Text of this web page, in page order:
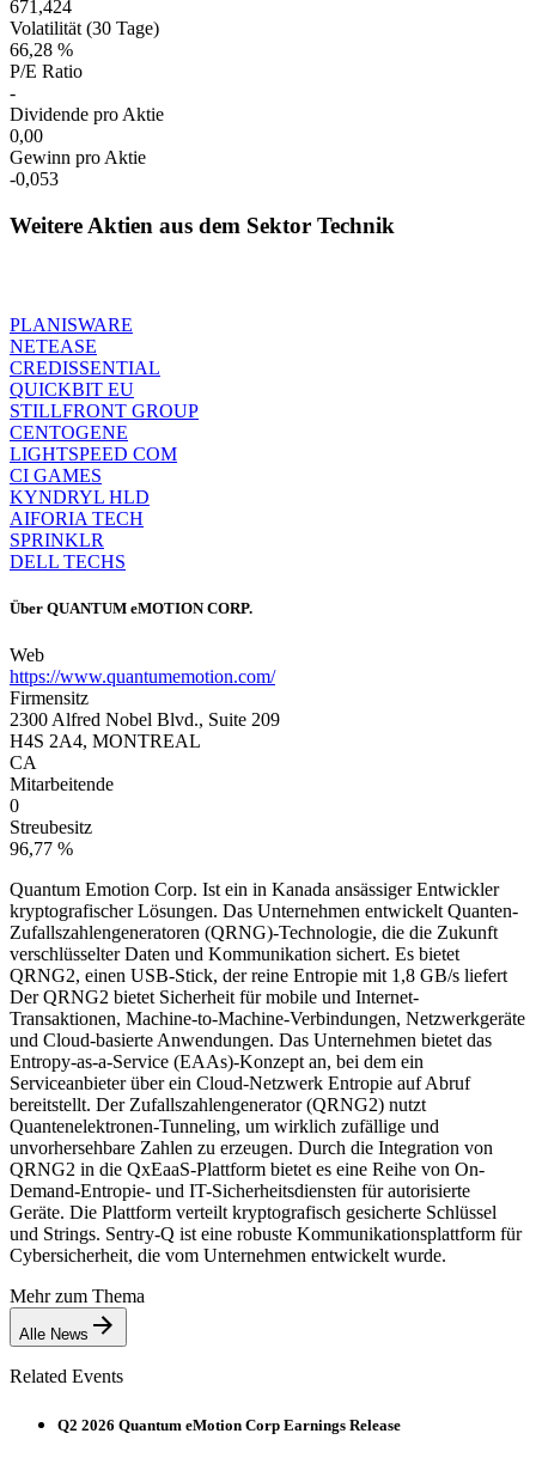
671,424
Volatilität (30 Tage)
66,28 %
P/E Ratio
-
Dividende pro Aktie
0,00
Gewinn pro Aktie
-0,053
Weitere Aktien aus dem Sektor Technik
PLANISWARE
NETEASE
CREDISSENTIAL
QUICKBIT EU
STILLFRONT GROUP
CENTOGENE
LIGHTSPEED COM
CI GAMES
KYNDRYL HLD
AIFORIA TECH
SPRINKLR
DELL TECHS
Über QUANTUM eMOTION CORP.
Web
https://www.quantumemotion.com/
Firmensitz
2300 Alfred Nobel Blvd., Suite 209
H4S 2A4, MONTREAL
CA
Mitarbeitende
0
Streubesitz
96,77 %
Quantum Emotion Corp. Ist ein in Kanada ansässiger Entwickler
kryptografischer Lösungen. Das Unternehmen entwickelt Quanten-
Zufallszahlengeneratoren (QRNG)-Technologie, die die Zukunft
verschlüsselter Daten und Kommunikation sichert. Es bietet
QRNG2, einen USB-Stick, der reine Entropie mit 1,8 GB/s liefert
Der QRNG2 bietet Sicherheit für mobile und Internet-
Transaktionen, Machine-to-Machine-Verbindungen, Netzwerkgeräte
und Cloud-basierte Anwendungen. Das Unternehmen bietet das
Entropy-as-a-Service (EAAs)-Konzept an, bei dem ein
Serviceanbieter über ein Cloud-Netzwerk Entropie auf Abruf
bereitstellt. Der Zufallszahlengenerator (QRNG2) nutzt
Quantenelektronen-Tunneling, um wirklich zufällige und
unvorhersehbare Zahlen zu erzeugen. Durch die Integration von
QRNG2 in die QxEaaS-Plattform bietet es eine Reihe von On-
Demand-Entropie- und IT-Sicherheitsdiensten für autorisierte
Geräte. Die Plattform verteilt kryptografisch gesicherte Schlüssel
und Strings. Sentry-Q ist eine robuste Kommunikationsplattform für
Cybersicherheit, die vom Unternehmen entwickelt wurde.
Mehr zum Thema
Alle News
Related Events
Q2 2026 Quantum eMotion Corp Earnings Release